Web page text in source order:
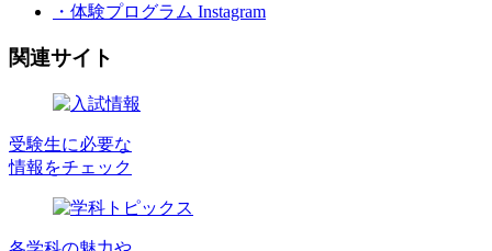
・体験プログラム Instagram
関連サイト
受験生に必要な
情報をチェック